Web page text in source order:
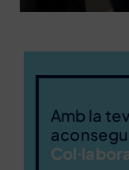
Amb la